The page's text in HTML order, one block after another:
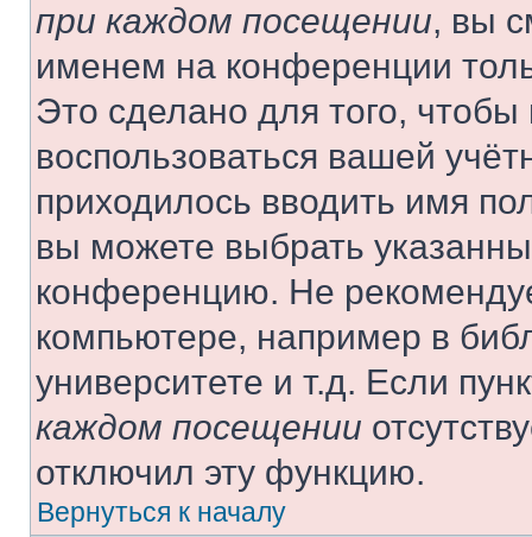
при каждом посещении, вы
именем на конференции
Это сделано для того, чтобы
воспользоваться вашей
приходилось вводить имя
вы можете выбрать
конференцию. Не
компьютере, например в
университете и т.д. Если
каждом посещении
отключил эту функцию.
Вернуться к началу